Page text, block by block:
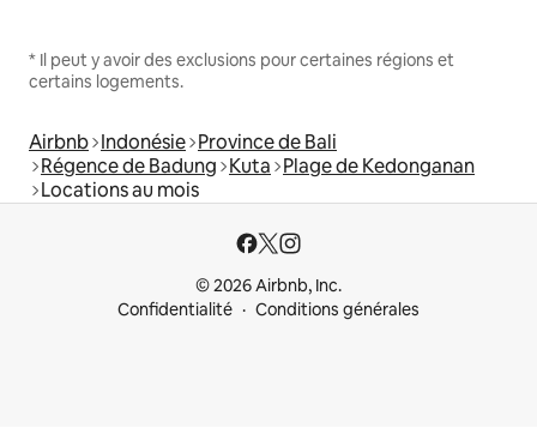
* Il peut y avoir des exclusions pour certaines régions et
certains logements.
Airbnb Indonésie Province de Bali
Régence de Badung Kuta Plage de Kedonganan
Locations au mois
© 2026 Airbnb, Inc.
Confidentialité
Conditions générales